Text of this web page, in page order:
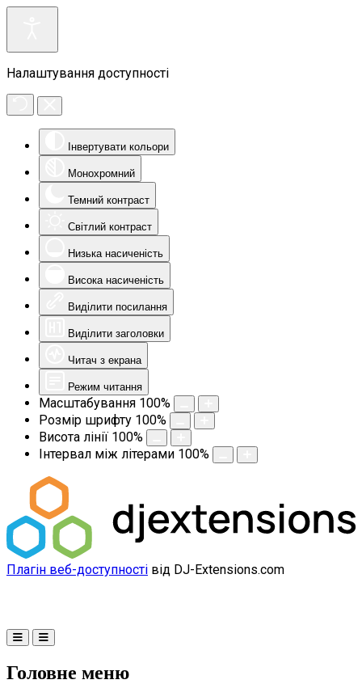
Налаштування доступності
Інвертувати кольори
Монохромний
Темний контраст
Світлий контраст
Низька насиченість
Висока насиченість
Виділити посилання
Виділити заголовки
Читач з екрана
Режим читання
Масштабування 100%
Розмір шрифту 100%
Висота лінії 100%
Інтервал між літерами 100%
Плагін веб-доступності від DJ-Extensions.com
Головне меню